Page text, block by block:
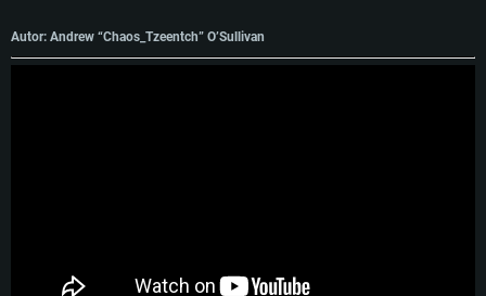
Festplatte: 60,2 GB (Full Client)
Autor: Andrew “Chaos_Tzeentch” O’Sullivan